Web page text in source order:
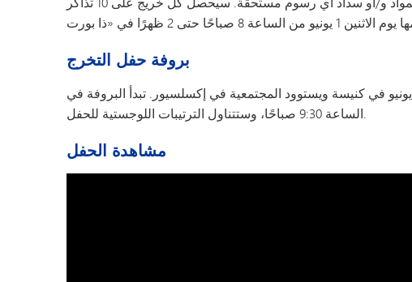
بروفة حفل التخرج
ستُعقد بروفة إلزامية لحفل التخرج يوم الخميس 4 يونيو في كنيسة ويستوود المجتمعية في إكسلسيور. تبدأ البروفة في
الساعة 9:30 صباحًا، وستتناول الترتيبات اللوجستية للحفل.
مشاهدة الحفل